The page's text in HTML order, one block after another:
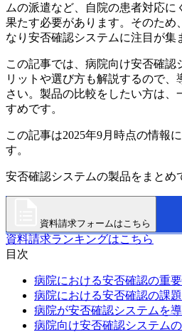
ムの派遣など、自院の患者対応に
果たす必要があります。そのため
なり安否確認システムに注目が集
この記事では、病院向け安否確認
リットや選び方も解説するので
さい。製品の比較をしたい方は、
すめです。
この記事は2025年9月時点の情報
す。
安否確認システムの製品をまとめ
資料請求フォームはこちら
資料請求ランキングはこちら
目次
病院における安否確認の重
病院における安否確認の課題
病院が安否確認システムを
病院向け安否確認システム